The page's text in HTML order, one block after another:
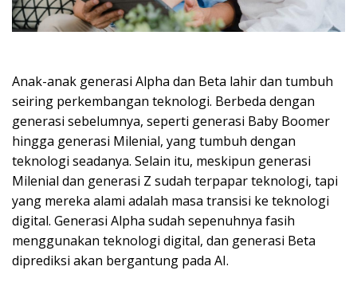
Anak-anak generasi Alpha dan Beta lahir dan tumbuh
seiring perkembangan teknologi. Berbeda dengan
generasi sebelumnya, seperti generasi Baby Boomer
hingga generasi Milenial, yang tumbuh dengan
teknologi seadanya. Selain itu, meskipun generasi
Milenial dan generasi Z sudah terpapar teknologi, tapi
yang mereka alami adalah masa transisi ke teknologi
digital. Generasi Alpha sudah sepenuhnya fasih
menggunakan teknologi digital, dan generasi Beta
diprediksi akan bergantung pada AI.